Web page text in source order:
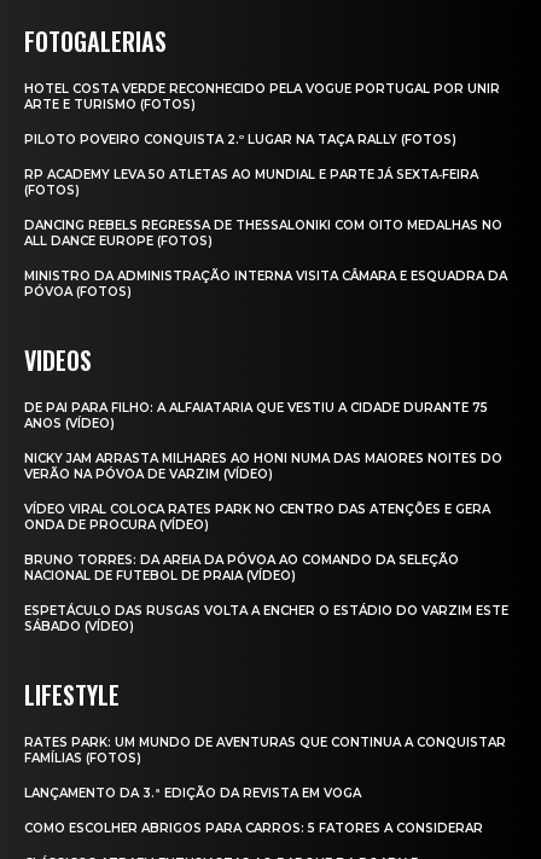
FOTOGALERIAS
HOTEL COSTA VERDE RECONHECIDO PELA VOGUE PORTUGAL POR UNIR
ARTE E TURISMO (FOTOS)
PILOTO POVEIRO CONQUISTA 2.º LUGAR NA TAÇA RALLY (FOTOS)
RP ACADEMY LEVA 50 ATLETAS AO MUNDIAL E PARTE JÁ SEXTA‑FEIRA
(FOTOS)
DANCING REBELS REGRESSA DE THESSALONIKI COM OITO MEDALHAS NO
ALL DANCE EUROPE (FOTOS)
MINISTRO DA ADMINISTRAÇÃO INTERNA VISITA CÂMARA E ESQUADRA DA
PÓVOA (FOTOS)
VIDEOS
DE PAI PARA FILHO: A ALFAIATARIA QUE VESTIU A CIDADE DURANTE 75
ANOS (VÍDEO)
NICKY JAM ARRASTA MILHARES AO HONI NUMA DAS MAIORES NOITES DO
VERÃO NA PÓVOA DE VARZIM (VÍDEO)
VÍDEO VIRAL COLOCA RATES PARK NO CENTRO DAS ATENÇÕES E GERA
ONDA DE PROCURA (VÍDEO)
BRUNO TORRES: DA AREIA DA PÓVOA AO COMANDO DA SELEÇÃO
NACIONAL DE FUTEBOL DE PRAIA (VÍDEO)
ESPETÁCULO DAS RUSGAS VOLTA A ENCHER O ESTÁDIO DO VARZIM ESTE
SÁBADO (VÍDEO)
LIFESTYLE
RATES PARK: UM MUNDO DE AVENTURAS QUE CONTINUA A CONQUISTAR
FAMÍLIAS (FOTOS)
LANÇAMENTO DA 3.ª EDIÇÃO DA REVISTA EM VOGA
COMO ESCOLHER ABRIGOS PARA CARROS: 5 FATORES A CONSIDERAR